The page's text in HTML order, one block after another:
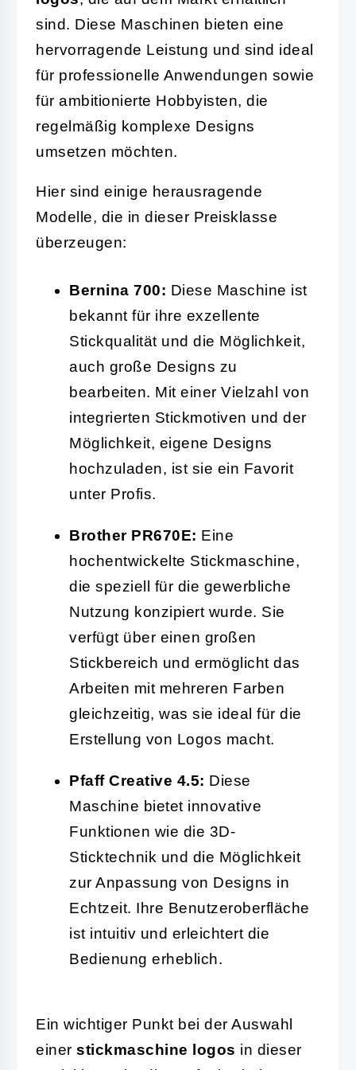
sind. Diese Maschinen bieten eine
hervorragende Leistung und sind ideal
für professionelle Anwendungen sowie
für ambitionierte Hobbyisten, die
regelmäßig komplexe Designs
umsetzen möchten.
Hier sind einige herausragende
Modelle, die in dieser Preisklasse
überzeugen:
Bernina 700: Diese Maschine ist
bekannt für ihre exzellente
Stickqualität und die Möglichkeit,
auch große Designs zu
bearbeiten. Mit einer Vielzahl von
integrierten Stickmotiven und der
Möglichkeit, eigene Designs
hochzuladen, ist sie ein Favorit
unter Profis.
Brother PR670E: Eine
hochentwickelte Stickmaschine,
die speziell für die gewerbliche
Nutzung konzipiert wurde. Sie
verfügt über einen großen
Stickbereich und ermöglicht das
Arbeiten mit mehreren Farben
gleichzeitig, was sie ideal für die
Erstellung von Logos macht.
Pfaff Creative 4.5: Diese
Maschine bietet innovative
Funktionen wie die 3D-
Sticktechnik und die Möglichkeit
zur Anpassung von Designs in
Echtzeit. Ihre Benutzeroberfläche
ist intuitiv und erleichtert die
Bedienung erheblich.
Ein wichtiger Punkt bei der Auswahl
einer stickmaschine logos in dieser